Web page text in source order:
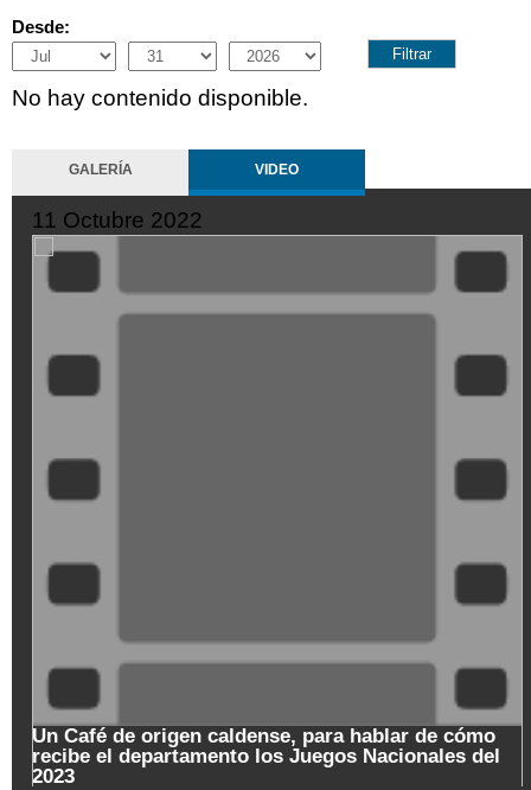
Desde:
Month
Day Year
No hay contenido disponible.
GALERÍA VIDEO
11 Octubre 2022
SeQiPrxjl-
Un Café de origen caldense, para hablar de cómo
recibe el departamento los Juegos Nacionales del
2023